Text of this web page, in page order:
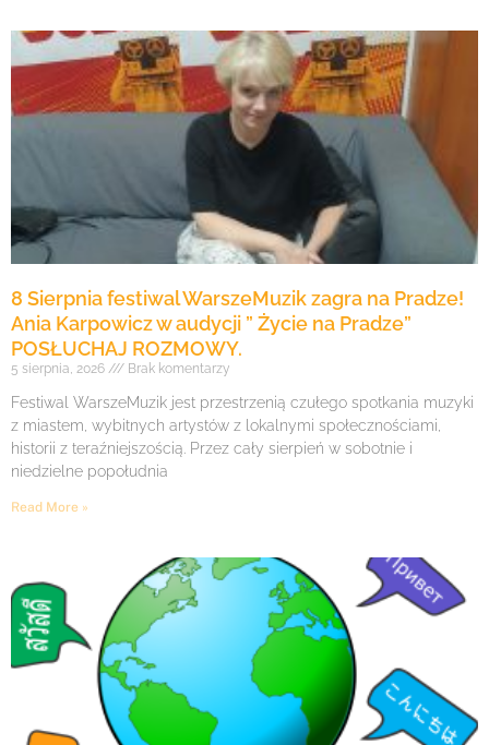
8 Sierpnia festiwal WarszeMuzik zagra na Pradze!
Ania Karpowicz w audycji ” Życie na Pradze”
POSŁUCHAJ ROZMOWY.
5 sierpnia, 2026 Brak komentarzy
Festiwal WarszeMuzik jest przestrzenią czułego spotkania muzyki
z miastem, wybitnych artystów z lokalnymi społecznościami,
historii z teraźniejszością. Przez cały sierpień w sobotnie i
niedzielne popołudnia
Read More »